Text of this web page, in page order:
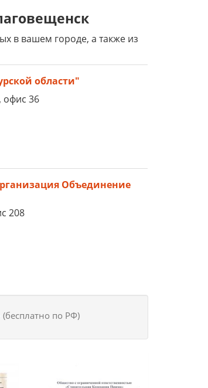
в вашем городе, а также из
области"
офис 36
Объединение
208
(бесплатно по РФ)